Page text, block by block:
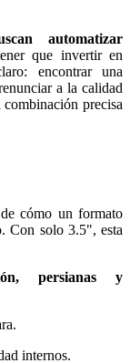
automatizar
que invertir en
encontrar una
a la calidad
precisa
cómo un formato
Con solo 3.5", esta
persianas y
internos.